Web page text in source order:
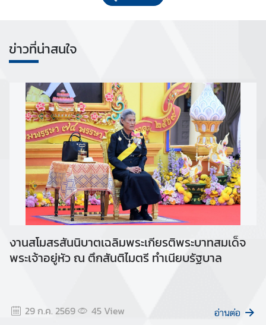
ธ์
D
i
p
l
o
m
a
t
i
c
a
n
d
C
u
ข่าวที่น่าสนใจ
งานสโมสรสันนิบาตเฉลิมพระเกียรติพระบาทสมเด็จ
พระเจ้าอยู่หัว ณ ตึกสันติไมตรี ทำเนียบรัฐบาล
29 ก.ค. 2569 45View อ่านต่อ